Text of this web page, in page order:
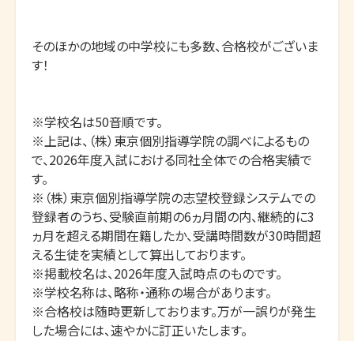
そのほかの地域の中学校にも多数、合格校がございま
す！
※学校名は50音順です。
※上記は、（株）東京個別指導学院の調べによるもの
で、2026年度入試における同社全体での合格実績で
す。
※（株）東京個別指導学院の志望校登録システムでの
登録者のうち、受験直前期の6ヵ月間の内、継続的に3
ヵ月を超える期間在籍したか、受講時間数が30時間超
える生徒を実績として算出しております。
※掲載校名は、2026年度入試時点のものです。
※学校名称は、略称・通称の場合があります。
※合格校は随時更新しております。万が一誤りが発生
した場合には、速やかに訂正いたします。